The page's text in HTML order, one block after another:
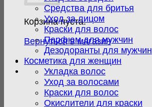
Корзина пуста.
Вернуться в магазин
Средства для бритья
Уход за лицом
Краски для волос
Парфюм для мужчин
Дезодоранты для мужчин
Косметика для женщин
Укладка волос
Уход за волосами
Краски для волос
Окислители для краски